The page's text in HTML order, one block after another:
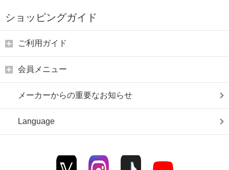
ショッピングガイド
ご利用ガイド
会員メニュー
メーカーからの重要なお知らせ
Language